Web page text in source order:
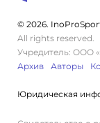
© 2026.
All rights reserved.
Учредитель: ООО
Архив
Авторы
Юридическая